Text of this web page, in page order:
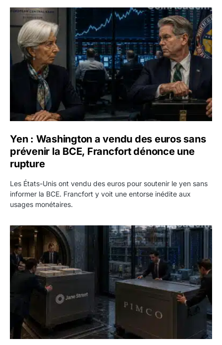
Yen : Washington a vendu des euros sans prévenir la
Yen : Washington a vendu des euros sans
prévenir la BCE, Francfort dénonce une
rupture
Les États-Unis ont vendu des euros pour soutenir le yen sans
informer la BCE. Francfort y voit une entorse inédite aux
usages monétaires.
Jane Street négocie le transfert de 11 milliards de